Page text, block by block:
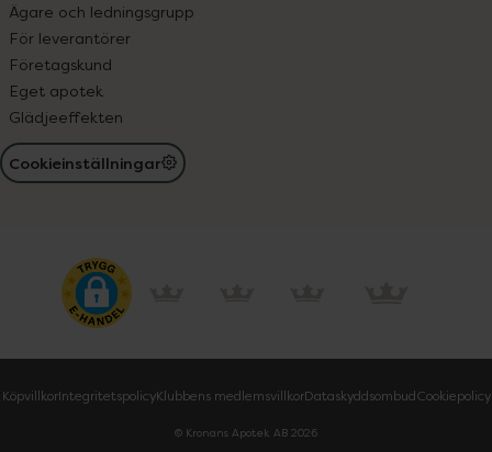
Ägare och ledningsgrupp
För leverantörer
Företagskund
Eget apotek
Glädjeeffekten
Cookieinställningar
KöpvillkorIntegritetspolicyKlubbens medlemsvillkorDataskyddsombudCookiepolicy
© Kronans Apotek AB 2026